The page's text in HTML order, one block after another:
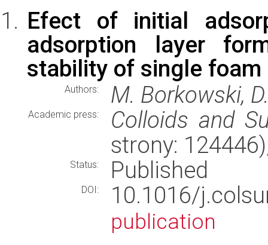
Efect of initial
adsorption layer
stability of single
Authors: M. Borkowski,
Academic press:
Colloids and
strony:
Status: Published
DOI: 10.1016/
publication